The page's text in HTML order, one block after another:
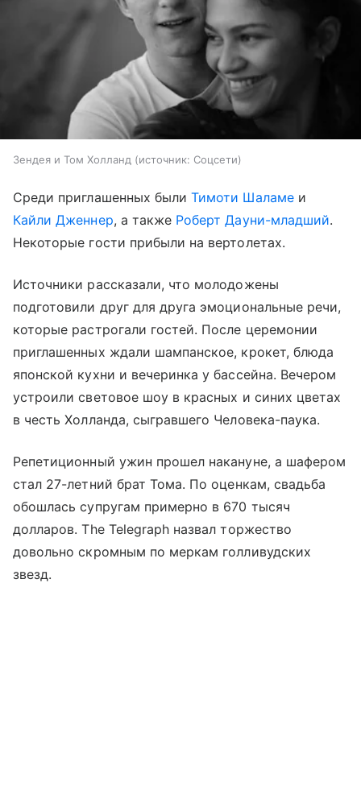
Зендея и Том Холланд источник: Соцсети
Среди приглашенных былиТимоти Шаламеи
Кайли Дженнер, а также Роберт Дауни-младший.
Некоторые гости прибыли на вертолетах.
Источники рассказали, что молодожены
подготовили друг для друга эмоциональные речи,
которые растрогали гостей. После церемонии
приглашенных ждали шампанское, крокет, блюда
японской кухни и вечеринка у бассейна. Вечером
устроили световое шоу в красных и синих цветах
в честь Холланда, сыгравшего Человека-паука.
Репетиционный ужин прошел накануне, а шафером
стал 27-летний брат Тома. По оценкам, свадьба
обошлась супругам примерно в 670 тысяч
долларов. The Telegraph назвал торжество
довольно скромным по меркам голливудских
звезд.